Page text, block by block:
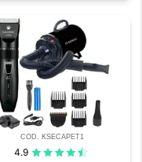
COD. KSECAPET1
4.9